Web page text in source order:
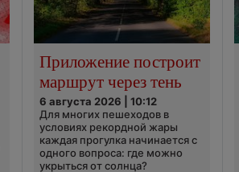
Приложение построит
маршрут через тень
6 августа 2026 | 10:12
Для многих пешеходов в
условиях рекордной жары
каждая прогулка начинается с
одного вопроса: где можно
укрыться от солнца?